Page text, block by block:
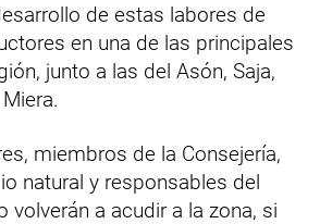
de estas labores de
en una de las principales
junto a las del Asón, Saja,
miembros de la Consejería,
natural y responsables del
volverán a acudir a la zona, si